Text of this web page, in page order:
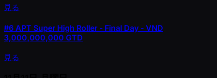
見る
#6 APT Super High Roller - Final Day - VND
3,000,000,000 GTD
見る